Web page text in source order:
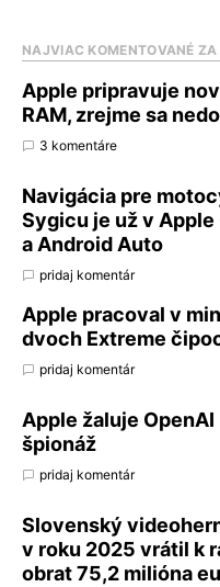
NAJVIAC KOMENTOVANÉ ZA
Apple pripravuje
RAM, zrejme sa
3 komentáre
Navigácia pre
Sygicu je už v Apple
a Android Auto
pridaj komentár
Apple pracoval v
dvoch Extreme
pridaj komentár
Apple žaluje
špionáž
pridaj komentár
Slovenský
v roku 2025 vrátil k
obrat 75,2 milióna